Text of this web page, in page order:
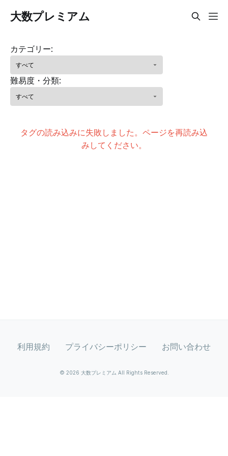
大数プレミアム
カテゴリー:
難易度・分類:
タグの読み込みに失敗しました。ページを再読み込
みしてください。
利用規約 プライバシーポリシー お問い合わせ
© 2026 大数プレミアム All Rights Reserved.